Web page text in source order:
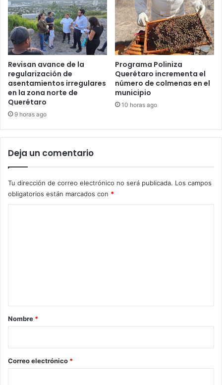
Revisan avance de la
regularización de
asentamientos irregulares
en la zona norte de
Querétaro
9 horas ago
Programa Poliniza
Querétaro incrementa el
número de colmenas en el
municipio
10 horas ago
Deja un comentario
Tu dirección de correo electrónico no será publicada. Los campos
obligatorios están marcados con *
r
*
Nombre *
Correo electrónico *